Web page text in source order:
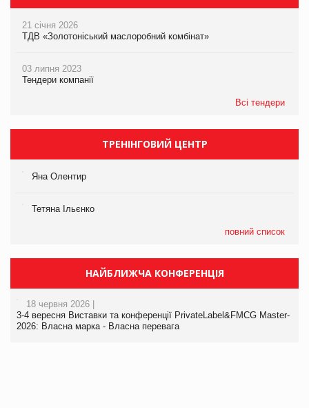
21 січня 2026
ТДВ «Золотоніський маслоробний комбінат»
03 липня 2023
Тендери компанії
Всі тендери
ТРЕНІНГОВИЙ ЦЕНТР
Яна Олентир
Тетяна Ільєнко
повний список
НАЙБЛИЖЧА КОНФЕРЕНЦІЯ
18 червня 2026 |
3-4 вересня Виставки та конференції PrivateLabel&FMCG Master-
2026: Власна марка - Власна перевага